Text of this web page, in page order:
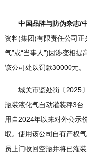
中国品牌与防伪杂志/
资料(集团)有限责任公司
气”或“当事人”)因涉变相
该公司处以罚款30000元。
城关市监处罚〔2025〕
瓶装液化气自动灌装秤3台
用自2024年以来对外公示
取。使用该公司自有产权
员上门收回空瓶并将已灌